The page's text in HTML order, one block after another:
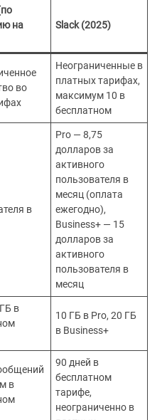
на
Slack (2025)
во
Неограниченные в
платных тарифах,
максимум 10 в
бесплатном
в
Pro — 8,75
долларов за
активного
пользователя в
месяц (оплата
ежегодно),
Business+ — 15
долларов за
активного
пользователя в
месяц
в
10 ГБ в Pro, 20 ГБ
в Business+
в
90 дней в
бесплатном
тарифе,
неограниченно в